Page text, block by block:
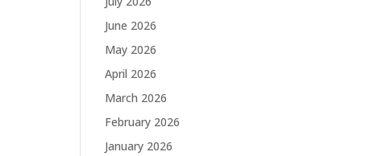
June 2026
May 2026
April 2026
March 2026
February 2026
January 2026